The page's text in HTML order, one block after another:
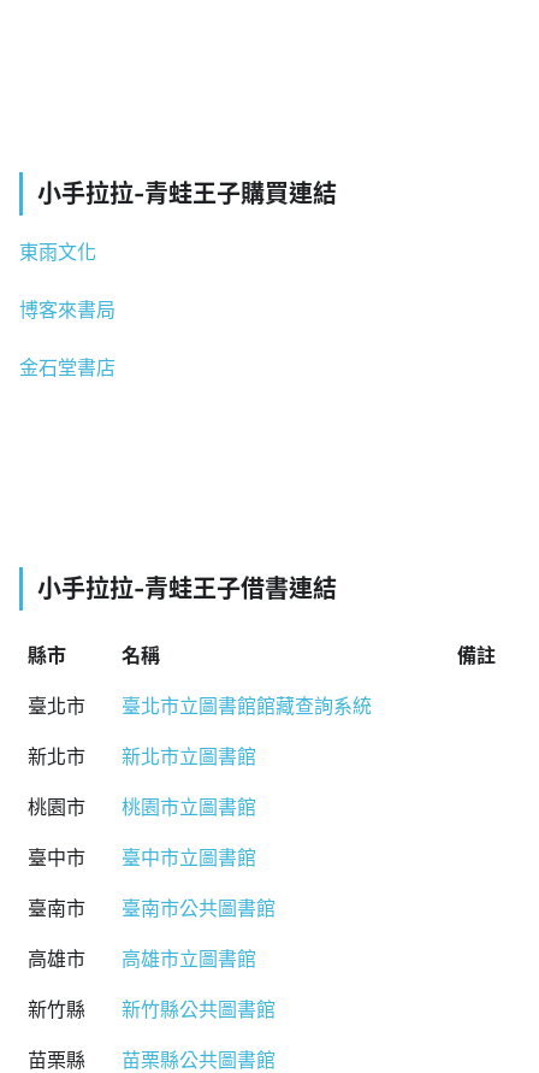
小手拉拉-青蛙王子購買連結
東雨文化
博客來書局
金石堂書店
小手拉拉-青蛙王子借書連結
縣市 名稱 備註
臺北市 臺北市立圖書館館藏查詢系統
新北市 新北市立圖書館
桃園市 桃園市立圖書館
臺中市 臺中市立圖書館
臺南市 臺南市公共圖書館
高雄市 高雄市立圖書館
新竹縣 新竹縣公共圖書館
苗栗縣 苗栗縣公共圖書館